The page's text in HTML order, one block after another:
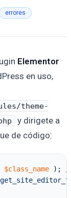
errores
Elementor
en uso,
theme-
y dirigete a
de código:
$class_name );